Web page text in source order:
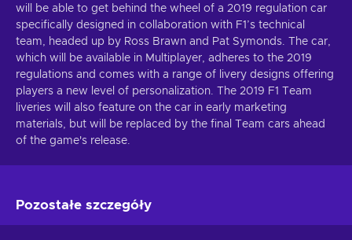
will be able to get behind the wheel of a 2019 regulation car
specifically designed in collaboration with F1’s technical
team, headed up by Ross Brawn and Pat Symonds. The car,
which will be available in Multiplayer, adheres to the 2019
regulations and comes with a range of livery designs offering
players a new level of personalization. The 2019 F1 Team
liveries will also feature on the car in early marketing
materials, but will be replaced by the final Team cars ahead
of the game's release.
Pozostałe szczegóły